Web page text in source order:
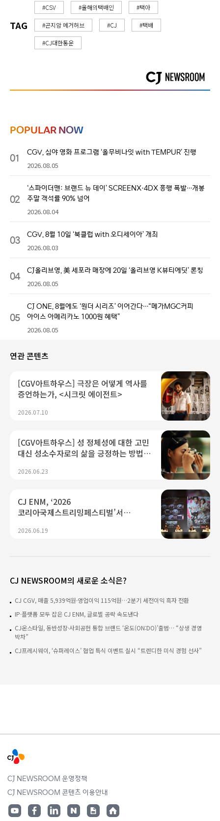
TAG
#CSV #올해의택배인 #택아
#곤지암 메거허브 #CJ #택배
#CJ대한통운
POPULAR NOW
01 CGV, 심야 영화 프로그램 ‘올무비나잇 with TEMPUR’ 진행
2026.08.05
02
‘스파이더맨: 브랜드 뉴 데이’ SCREENX·4DX 흥행 폭발…개봉
주말 객석률 90% 넘어
2026.08.04
03 CGV, 8월 10일 ‘북클럽 with 오디세이아’ 개최
2026.08.03
04 CJ올리브영, 美 세포라 매장에 20일 ‘올리브영 K뷰티에딧’ 론칭
2026.08.05
05
CJ ONE, 8월에도 ‘원더 시리즈’ 이어간다…“메가MGC커피
아이스 아메리카노 1000원 혜택”
2026.08.05
연관 콘텐츠
[CGV아트하우스] 극장은 어떻게 역사를
증언하는가, <시크릿 에이전트>
2026.07.10
[CGV아트하우스] 성 정체성에 대한 고민
대신 성소수자로의 삶을 긍정하는 방법,
2026.06.23
CJ ENM, ‘2026
코리아국제스트리밍페스티벌’서
기술 결합으로 글로벌 확장 가속"
2026.06.19
CJ NEWSROOM의 새로운 소식은?
CJ CGV, 매출 5,939억원·영업이익 115억원…2분기 세전이익 흑자 전환
IP·플랫폼 모두 잡은 CJ ENM, 글로벌 공략 속도낸다
CJ온스타일, 동반성장·사회공헌 통합 브랜드 ‘온도(ON:DO)’출범… “상생 경영
박차”
CJ프레시웨이, ‘슈퍼레이스’ 협업 특식 이벤트 실시 “트렌디한 미식 경험 선사”
CJ NEWSROOM 운영정책
CJ NEWSROOM 콘텐츠 이용안내